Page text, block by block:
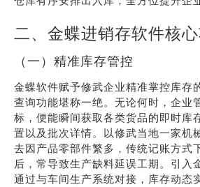
二、金蝶进销存软件核
（一）精准库存管控
金蝶软件赋予修武企业精准掌控库存
查询功能堪称一绝。无论何时，企业
标，便能瞬间获取各类货品的即时库
置以及批次详情。以修武当地一家机
去因产品零部件繁多，传统记账方式
后，常导致生产缺料延误工期。引入
通过与车间生产系统对接，库存动态